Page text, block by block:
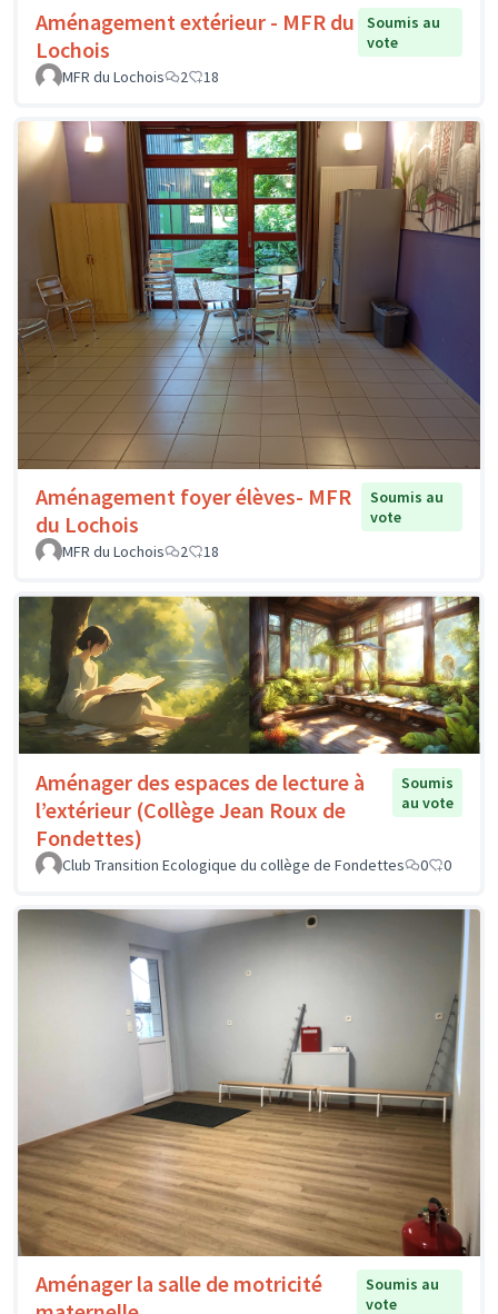
Aménagement extérieur - MFR du
Lochois
Soumis au
vote
MFR du Lochois
2 18
Aménagement foyer élèves- MFR
du Lochois
Soumis au
vote
MFR du Lochois
2 18
Aménager des espaces de lecture à
l’extérieur (Collège Jean Roux de
Fondettes)
Soumis
au vote
Club Transition Ecologique du collège de Fondettes 0 0
Aménager la salle de motricité
Soumis au
vote